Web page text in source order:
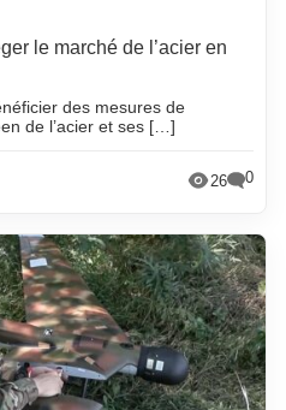
le marché de l’acier en
des mesures de
de l’acier et ses […]
26 0